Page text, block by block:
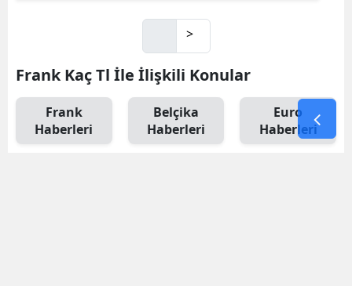
>
Frank Kaç Tl İle İlişkili Konular
Frank
Haberleri
Belçika
Haberleri
Euro
Haberleri